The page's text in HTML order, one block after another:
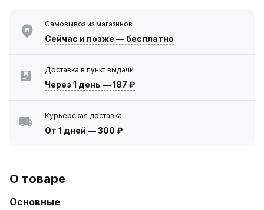
Самовывоз из магазинов
Сейчас и позже — бесплатно
Доставка в пункт выдачи
Через 1 день —187 ₽
Курьерская доставка
От 1 дней —300 ₽
О товаре
Основные